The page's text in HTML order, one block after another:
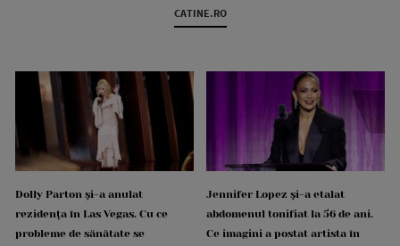
CATINE.RO
Dolly Parton și-a anulat
rezidența în Las Vegas. Cu ce
probleme de sănătate se
Jennifer Lopez și-a etalat
abdomenul tonifiat la 56 de ani.
Ce imagini a postat artista în